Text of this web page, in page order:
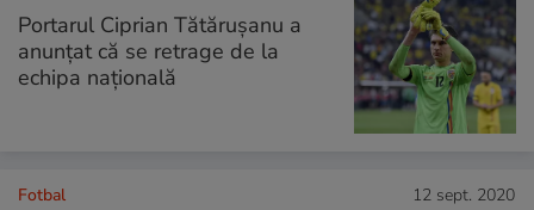
Portarul Ciprian Tătărușanu a
anunțat că se retrage de la
echipa națională
Fotbal 12 sept. 2020